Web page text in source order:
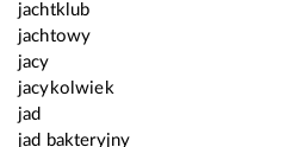
jachtklub
jachtowy
jacy
jacykolwiek
jad
jad bakteryjny